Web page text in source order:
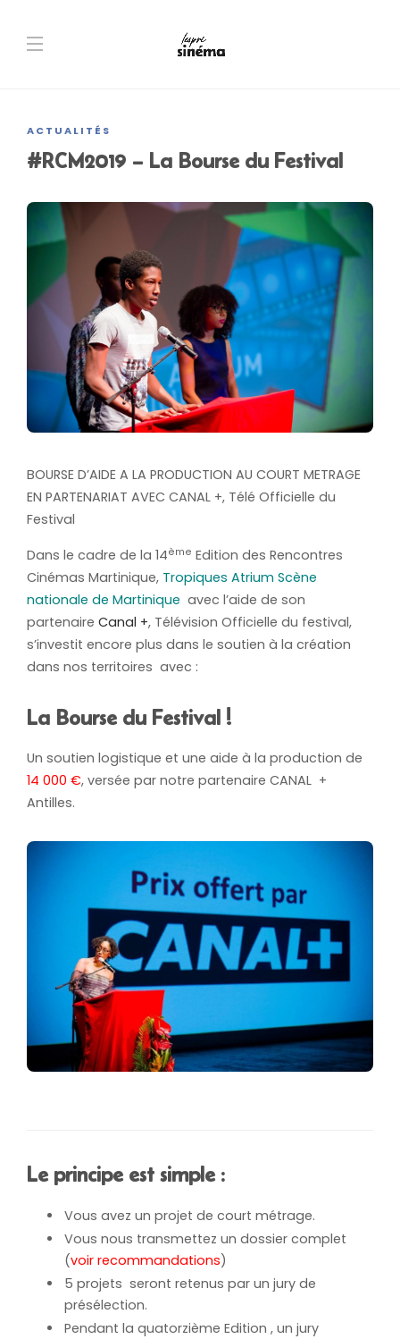
ACTUALITÉS
#RCM2019 – La Bourse du Festival
BOURSE D’AIDE A LA PRODUCTION AU COURT METRAGE
EN PARTENARIAT AVEC CANAL +, Télé Officielle du
Festival
Dans le cadre de la 14ème Edition des Rencontres
Cinémas Martinique, Tropiques Atrium Scène
nationale de Martinique avec l’aide de son
partenaire Canal +, Télévision Officielle du festival,
s’investit encore plus dans le soutien à la création
dans nos territoires avec :
La Bourse du Festival !
Un soutien logistique et une aide à la production de
14 000 €, versée par notre partenaire CANAL +
Antilles.
Le principe est simple :
Vous avez un projet de court métrage.
Vous nous transmettez un dossier complet
(voir recommandations)
5 projets seront retenus par un jury de
présélection.
Pendant la quatorzième Edition , un jury